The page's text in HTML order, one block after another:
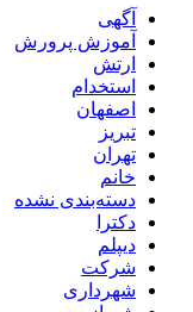
آگهی
آموزش پرورش
ارتش
استخدام
اصفهان
تبریز
تهران
خانم
دسته‌بندی نشده
دکترا
دیپلم
شرکت
شهرداری